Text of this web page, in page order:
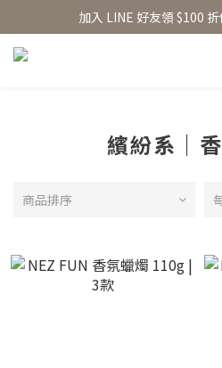
香氛水氧機、擴香香水原精
加入 LINE 好友領 $100
香氛水氧機、擴香香水原
繽紛系｜
商品排序